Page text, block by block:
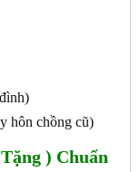
hôn chồng cũ)
) Chuẩn